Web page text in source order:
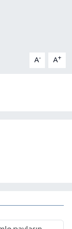
A- A+